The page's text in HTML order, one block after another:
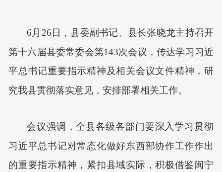
6 月 26日 ，县委副书记、 县长张晓龙主持召开
第十六届县委常委会第143次会议，传达学习习近
平总书记重要指示精神及相关会议文件精神，研
究我县贯彻落实意见，安排部署相关工作。
会议强调，全县各级各部门要深入学习贯彻
习近平总书记对常态化做好东西部协作工作作出
的重要指示精神，紧扣县域实际，积极借鉴闽宁